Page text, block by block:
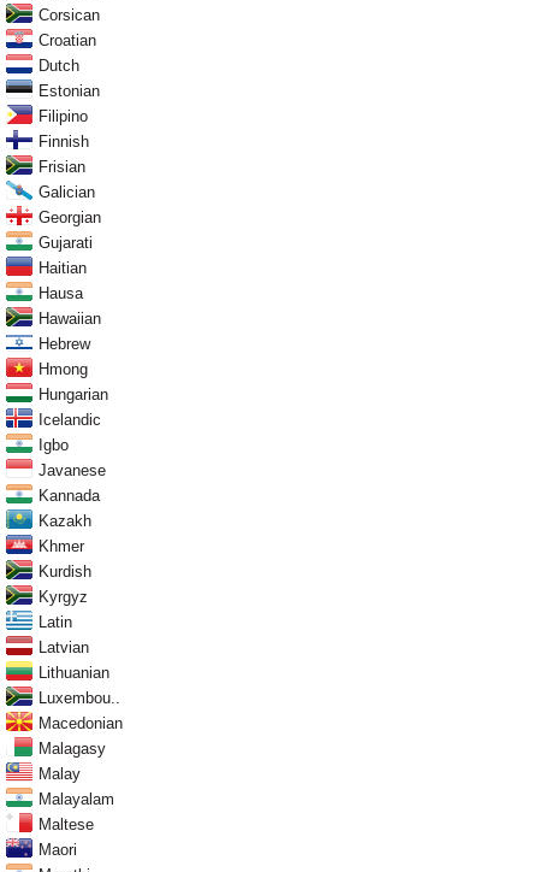
Corsican
Croatian
Dutch
Estonian
Filipino
Finnish
Frisian
Galician
Georgian
Gujarati
Haitian
Hausa
Hawaiian
Hebrew
Hmong
Hungarian
Icelandic
Igbo
Javanese
Kannada
Kazakh
Khmer
Kurdish
Kyrgyz
Latin
Latvian
Lithuanian
Luxembou..
Macedonian
Malagasy
Malay
Malayalam
Maltese
Maori